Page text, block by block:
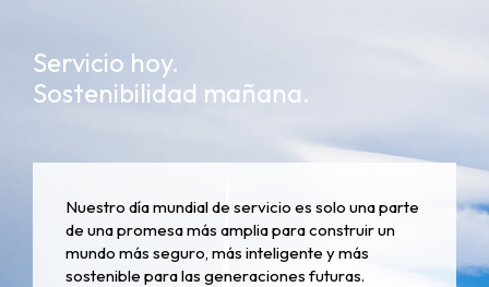
Servicio hoy.
Sostenibilidad mañana.
Nuestro día mundial de servicio es solo una parte
de una promesa más amplia para construir un
mundo más seguro, más inteligente y más
sostenible para las generaciones futuras.